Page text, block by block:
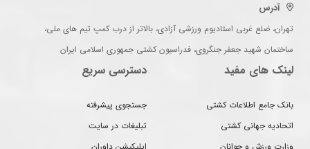
آدرس
تهران، ضلع غربی استادیوم ورزشی آزادی، بالاتر از درب کمپ تیم های ملی،
ساختمان شهید جعفر جنگروی، فدراسیون کشتی جمهوری اسلامی ایران
لینک های مفید
بانک جامع اطلاعات کشتی
اتحادیه جهانی کشتی
دسترسی سریع
جستجوی پیشرفته
تبلیغات در سایت